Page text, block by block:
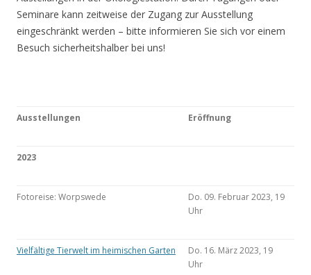
Seminare kann zeitweise der Zugang zur Ausstellung
eingeschränkt werden – bitte informieren Sie sich vor einem
Besuch sicherheitshalber bei uns!
Ausstellungen Eröffnung
2023
Fotoreise: Worpswede
Do. 09. Februar 2023, 19
Uhr
Vielfältige Tierwelt im heimischen Garten
Do. 16. März 2023, 19
Uhr